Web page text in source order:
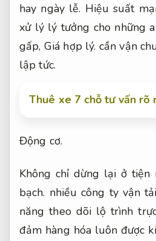
hay ngày lễ. Hiệu suất
xử lý lý tưởng cho những
gấp, Giá hợp lý. cần vận
lập tức.
Thuê xe 7 chỗ tư vấn rõ
Động cơ.
Không chỉ dừng lại ở tiện
bạch. nhiều công ty vận
năng theo dõi lộ trình
đảm hàng hóa luôn được